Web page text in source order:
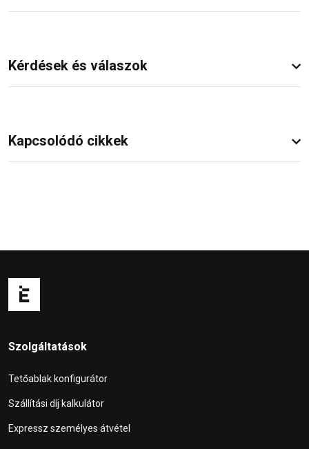
Kérdések és válaszok
Kapcsolódó cikkek
Szolgáltatások
Tetőablak konfigurátor
Szállítási díj kalkulátor
Expressz személyes átvétel